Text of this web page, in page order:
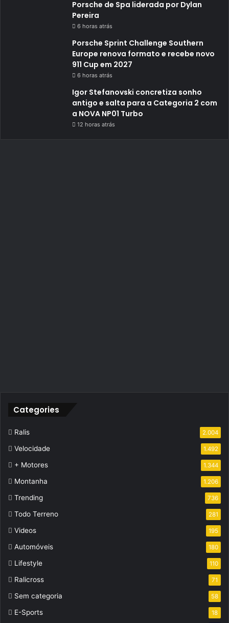
Porsche de Spa liderada por Dylan
Pereira
6 horas atrás
Porsche Sprint Challenge Southern
Europe renova formato e recebe novo
911 Cup em 2027
6 horas atrás
Igor Stefanovski concretiza sonho
antigo e salta para a Categoria 2 com
a NOVA NP01 Turbo
12 horas atrás
Categories
Ralis 2.004
Velocidade 1.492
+ Motores 1.344
Montanha 1.206
Trending 736
Todo Terreno 281
Videos 195
Automóveis 180
Lifestyle 110
Ralicross 71
Sem categoria 58
E-Sports 18